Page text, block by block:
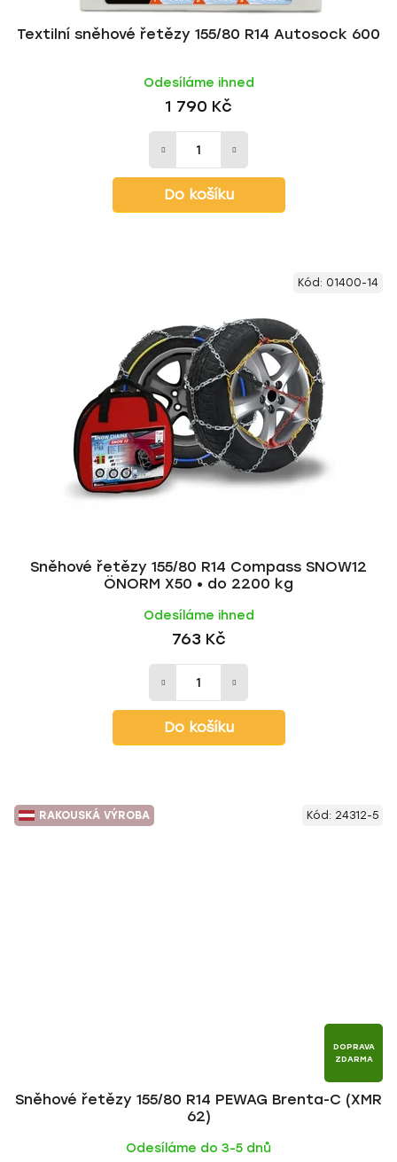
Textilní sněhové řetězy 155/80 R14 Autosock 600
Odesíláme ihned
1 790 Kč
Do košíku
Sněhové řetězy 155/80 R14 Compass SNOW12
ÖNORM X50 • do 2200 kg
Odesíláme ihned
763 Kč
Do košíku
Kód: 01400-14
RAKOUSKÁ VÝROBA
DOPRAVA
ZDARMA
Sněhové řetězy 155/80 R14 PEWAG Brenta-C (XMR
62)
Odesíláme do 3-5 dnů
Kód: 24312-5